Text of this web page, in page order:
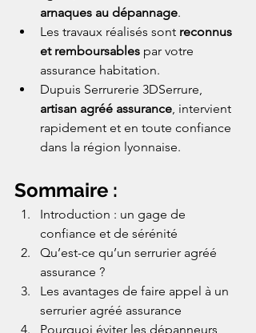
arnaques au dépannage.
Les travaux réalisés sont reconnus
et remboursables par votre
assurance habitation.
Dupuis Serrurerie 3DSerrure,
artisan agréé assurance, intervient
rapidement et en toute confiance
dans la région lyonnaise.
Sommaire :
Introduction : un gage de
confiance et de sérénité
Qu’est-ce qu’un serrurier agréé
assurance ?
Les avantages de faire appel à un
serrurier agréé assurance
Pourquoi éviter les dépanneurs